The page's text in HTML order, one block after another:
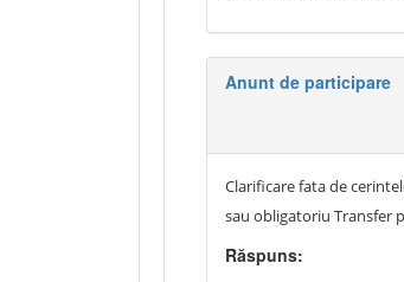
Anunt de participare
Clarificare fata de
sau obligatoriu Transfer
Răspuns: